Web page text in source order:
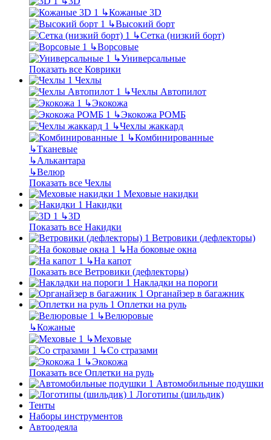
↳Кожаные 3D
↳Высокий борт
↳Сетка (низкий борт)
↳Ворсовые
↳Универсальные
Показать все Коврики
Чехлы
↳Чехлы Автопилот
↳Экокожа
↳Экокожа РОМБ
↳Чехлы жаккард
↳Комбинированные
↳Тканевые
↳Алькантара
↳Велюр
Показать все Чехлы
Меховые накидки
Накидки
↳3D
Показать все Накидки
Ветровики (дефлекторы)
↳На боковые окна
↳На капот
Показать все Ветровики (дефлекторы)
Накладки на пороги
Органайзер в багажник
Оплетки на руль
↳Велюровые
↳Кожаные
↳Меховые
↳Со стразами
↳Экокожа
Показать все Оплетки на руль
Автомобильные подушки
Логотипы (шильдик)
Тенты
Наборы инструментов
Автоодеяла